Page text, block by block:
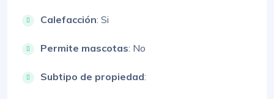
Calefacción: Si
Permite mascotas: No
Subtipo de propiedad: